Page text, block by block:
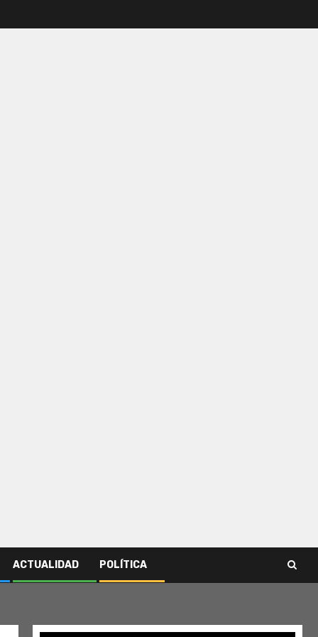
ACTUALIDAD POLÍTICA